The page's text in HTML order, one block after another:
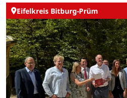
Eifelkreis Bitburg-Prüm